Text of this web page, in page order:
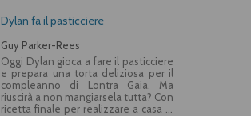
Dylan fa il pasticciere
Guy Parker-Rees
Oggi Dylan gioca a fare il pasticciere
e prepara una torta deliziosa per il
compleanno di Lontra Gaia. Ma
riuscirà a non mangiarsela tutta? Con
ricetta finale per realizzare a casa la